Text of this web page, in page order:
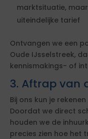
marktsituatie,
uiteindelijke tarief
Ontvangen we een
Oude IJsselstreek,
kennismakings- of
3. Aftrap van
Bij ons kun je
Doordat we direct
houden we de
precies zien hoe het